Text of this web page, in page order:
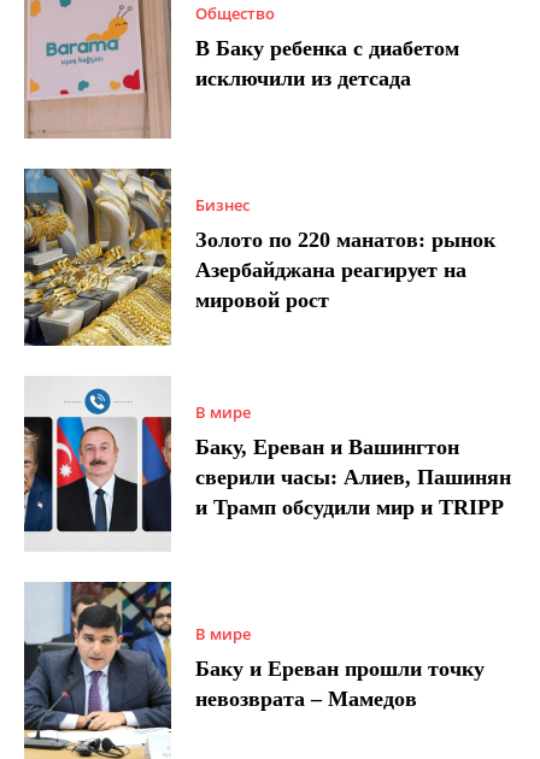
Общество
В Баку ребенка с диабетом
исключили из детсада
Бизнес
Золото по 220 манатов: рынок
Азербайджана реагирует на
мировой рост
В мире
Баку, Ереван и Вашингтон
сверили часы: Алиев, Пашинян
и Трамп обсудили мир и TRIPP
В мире
Баку и Ереван прошли точку
невозврата – Мамедов